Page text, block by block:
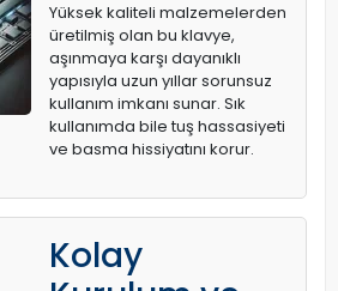
Yüksek kaliteli malzemelerden
üretilmiş olan bu klavye,
aşınmaya karşı dayanıklı
yapısıyla uzun yıllar sorunsuz
kullanım imkanı sunar. Sık
kullanımda bile tuş hassasiyeti
ve basma hissiyatını korur.
Kolay